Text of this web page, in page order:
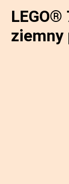
ziemny